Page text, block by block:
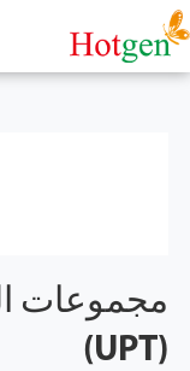
مجموعات
(UPT)